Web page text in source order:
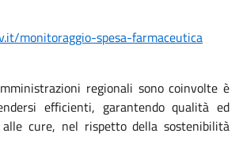
monitoraggio-spesa-farmaceutica
regionali sono coinvolte è
efficienti, garantendo qualità ed
alle cure, nel rispetto della sostenibilità